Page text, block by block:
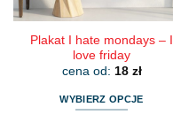
produktu
Plakat I hate mondays – I
love friday
cena od: 18 zł
WYBIERZ OPCJE